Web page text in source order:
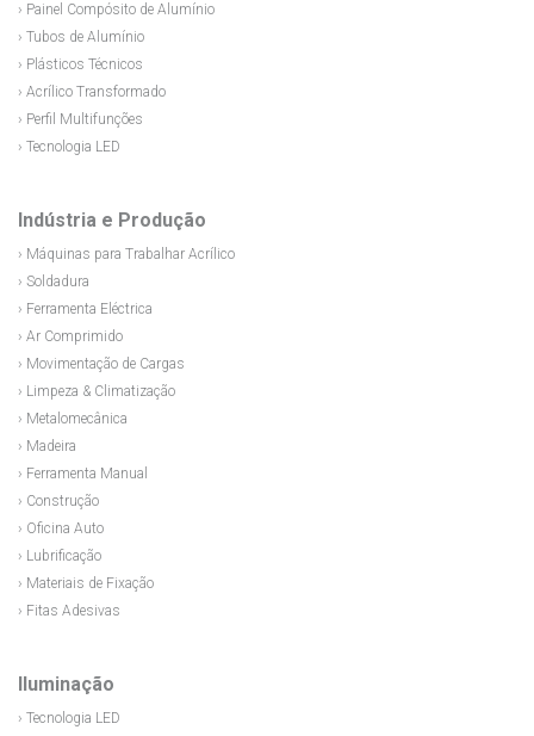
› Painel Compósito de Alumínio
› Tubos de Alumínio
› Plásticos Técnicos
› Acrílico Transformado
› Perfil Multifunções
› Tecnologia LED
Indústria e Produção
› Máquinas para Trabalhar Acrílico
› Soldadura
› Ferramenta Eléctrica
› Ar Comprimido
› Movimentação de Cargas
› Limpeza & Climatização
› Metalomecânica
› Madeira
› Ferramenta Manual
› Construção
› Oficina Auto
› Lubrificação
› Materiais de Fixação
› Fitas Adesivas
Iluminação
› Tecnologia LED